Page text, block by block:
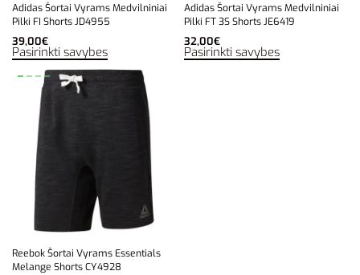
Adidas Šortai Vyrams Medvilniniai
Pilki FI Shorts JD4955
39,00€
Pasirinkti savybes
Adidas Šortai Vyrams Medvilniniai
Pilki FT 3S Shorts JE6419
32,00€
Pasirinkti savybes
Reebok Šortai Vyrams Essentials
Melange Shorts CY4928